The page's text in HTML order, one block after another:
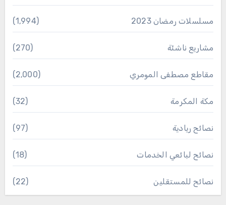
مسلسلات رمضان 2023 (1٬994)
مشاريع ناشئة (270)
مقاطع مصطفى المومري (2٬000)
مكة المكرمة (32)
نصائح ريادية (97)
نصائح لبائعي الخدمات (18)
نصائح للمستقلين (22)